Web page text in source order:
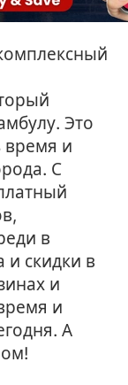
Это
время и
С
в
и скидки в
и
и
А